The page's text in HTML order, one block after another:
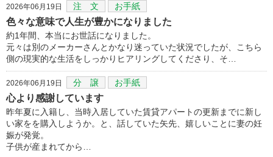
2026年06月19日 注 文 お手紙
色々な意味で人生が豊かになりました
約1年間、本当にお世話になりました。
元々は別のメーカーさんとかなり迷っていた状況でしたが、こちら
側の現実的な生活をしっかりヒアリングしてくださり、そ…
2026年06月19日 分 譲 お手紙
心より感謝しています
昨年夏に入籍し、当時入居していた賃貸アパートの更新までに新し
い家をを購入しようか。と、話していた矢先、嬉しいことに妻の妊
娠が発覚。
子供が産まれてから…